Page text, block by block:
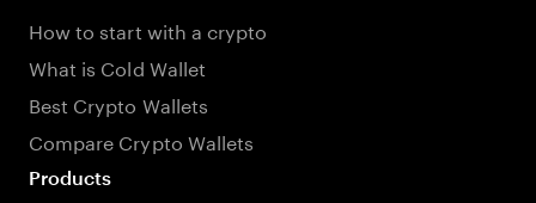
How to start with a crypto
What is Cold Wallet
Best Crypto Wallets
Compare Crypto Wallets
Products